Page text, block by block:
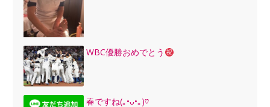
WBC優勝おめでとう
春ですね(｡•ᴗ•｡)♡